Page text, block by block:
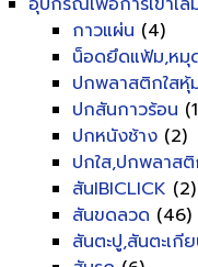
กาวแผ่น (4)
น็อดยึดแฟ้ม,หมุ
ปกพลาสติกใสหุ้
ปกสันกาวร้อน
ปกหนังช้าง (2)
ปกใส,ปกพลาส
สันIBICLICK (2)
สันขดลวด (46)
สันตะปู,สันตะเกี